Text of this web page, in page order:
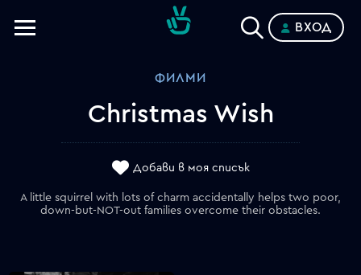
ВХОД
ФИЛМИ
Christmas Wish
Добави в моя списък
A little squirrel with lots of charm accidentally helps two poor,
down-but-NOT-out families overcome their obstacles.